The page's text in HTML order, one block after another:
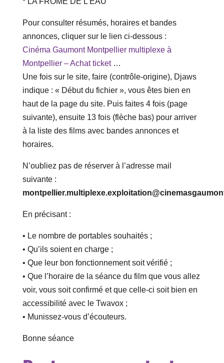
Pour consulter résumés, horaires et bandes
annonces, cliquer sur le lien ci-dessous :
Cinéma Gaumont Montpellier multiplexe à
Montpellier – Achat ticket…
Une fois sur le site, faire (contrôle-origine), Djaws
indique : « Début du fichier », vous êtes bien en
haut de la page du site. Puis faites 4 fois (page
suivante), ensuite 13 fois (flèche bas) pour arriver
à la liste des films avec bandes annonces et
horaires.
N’oubliez pas de réserver à l’adresse mail
suivante :
En précisant :
• Le nombre de portables souhaités ;
• Qu’ils soient en charge ;
• Que leur bon fonctionnement soit vérifié ;
• Que l’horaire de la séance du film que vous allez
voir, vous soit confirmé et que celle-ci soit bien en
accessibilité avec le Twavox ;
• Munissez-vous d’écouteurs.
Bonne séance